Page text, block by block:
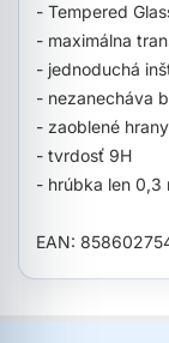
- Tempered
- maximálna
- jednoduchá
- nezanecháva
- zaoblené hrany
- tvrdosť 9H
- hrúbka len 0,3
EAN: